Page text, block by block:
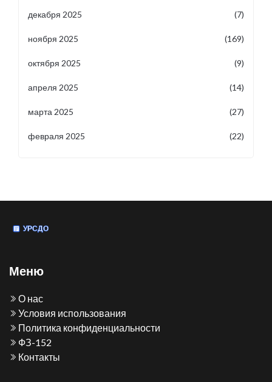
декабря 2025 (7)
ноября 2025 (169)
октября 2025 (9)
апреля 2025 (14)
марта 2025 (27)
февраля 2025 (22)
Меню
О нас
Условия использования
Политика конфиденциальности
ФЗ-152
Контакты